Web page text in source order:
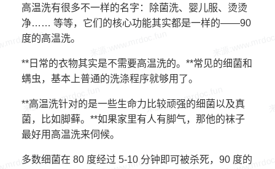
高温洗有很多不一样的名字：除菌洗、婴儿服、烫烫
净…… 等等，它们的核心功能其实都是一样的——90
度的高温洗。
**日常的衣物其实是不需要高温洗的。**常见的细菌和
螨虫，基本上普通的洗涤程序就够用了。
**高温洗针对的是一些生命力比较顽强的细菌以及真
菌，比如脚藓。**如果家里有人有脚气，那他的袜子
最好用高温洗来伺候。
多数细菌在 80 度经过 5-10 分钟即可被杀死，90 度的